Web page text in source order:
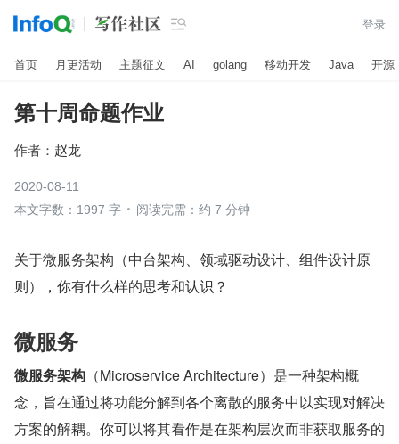
 登录
首页 月更活动 主题征文 AI golang 移动开发 Java 开源
第十周命题作业
作者： 赵龙
2020-08-11
本文字数：1997 字
阅读完需：约 7 分钟
关于微服务架构（中台架构、领域驱动设计、组件设计原
则），你有什么样的思考和认识？
微服务
微服务架构 （Microservice Architecture）是一种架构概
念，旨在通过将功能分解到各个离散的服务中以实现对解决
方案的解耦。你可以将其看作是在架构层次而非获取服务的